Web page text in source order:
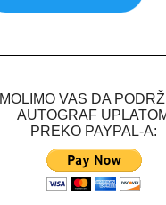
MOLIMO VAS DA
AUTOGRAF
PREKO PAYPAL-A: